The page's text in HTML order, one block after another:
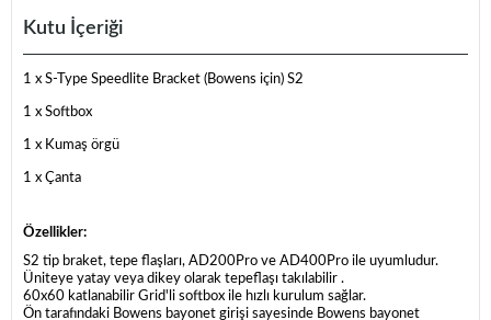
Özellikler:
S2 tip braket, tepe flaşları, AD200Pro ve AD400Pro ile uyumludur.
Üniteye yatay veya dikey olarak tepeflaşı takılabilir .
60x60 katlanabilir Grid'li softbox ile hızlı kurulum sağlar.
Ön tarafındaki Bowens bayonet girişi sayesinde Bowens bayonet
Kutu İçeriği
1 x S-Type Speedlite Bracket (Bowens için) S2
1 x Softbox
1 x Kumaş örgü
1 x Çanta